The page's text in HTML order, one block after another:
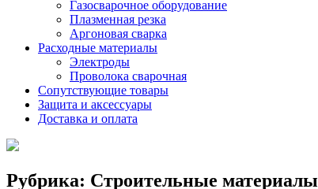
Газосварочное оборудование
Плазменная резка
Аргоновая сварка
Расходные материалы
Электроды
Проволока сварочная
Сопутствующие товары
Защита и аксессуары
Доставка и оплата
Рубрика: Строительные материалы